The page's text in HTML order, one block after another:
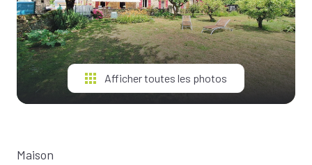
VOTRE
BIEN
NOTRE
ÉQUIPE
Afficher toutes les photos
Maison